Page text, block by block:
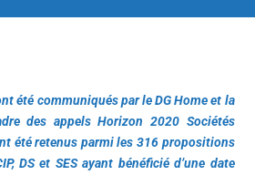
été communiqués par le DG Home et la
des appels Horizon 2020 Sociétés
été retenus parmi les 316 propositions
DS et SES ayant bénéficié d’une date